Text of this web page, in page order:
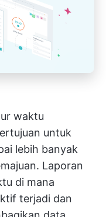
waktu
untuk
lebih banyak
Laporan
di mana
terjadi dan